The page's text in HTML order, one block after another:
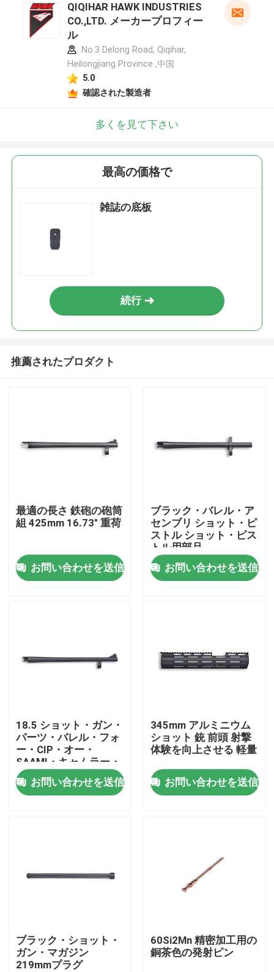
製品
工場 ツアー
品質管理
半自動散弾銃
QIQIHAR HAWK INDUSTRIES
CO.,LTD. メーカープロフィー
ル
No.3 Delong Road, Qiqihar,
Heilongjiang Province ,中国
5.0
確認された製造者
多くを見て下さい
最高の価格で
雑誌の底板
続行
推薦されたプロダクト
最適の長さ 鉄砲の砲筒
組 425mm 16.73" 重荷
お問い合わせを送信
ブラック・バレル・ア
センブリ ショット・ピ
ストル ショット・ピス
トル用部品
お問い合わせを送信
18.5 ショット・ガン・
パーツ・バレル・フォ
ー・CIP・オー・
SAAMI・キャムラー・
スティール・コンスト
ラクション
お問い合わせを送信
345mm アルミニウム
ショット 銃 前頭 射撃
体験を向上させる 軽量
お問い合わせを送信
ブラック・ショット・
ガン・マガジン
219mmプラグ
60Si2Mn 精密加工用の
銅茶色の発射ピン